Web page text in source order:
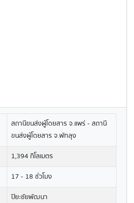
สถานีขนส่งผู้โดยสาร จ.แพร่ - สถานี
ขนส่งผู้โดยสาร จ.พัทลุง
1,394 กิโลเมตร
17 - 18 ชั่วโมง
ปิยะชัยพัฒนา